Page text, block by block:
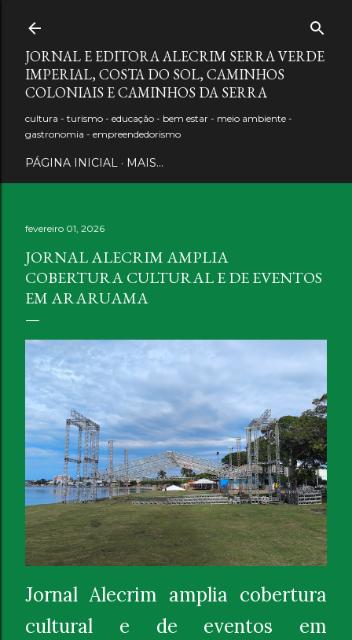
JORNAL E EDITORA ALECRIM SERRA VERDE
IMPERIAL, COSTA DO SOL, CAMINHOS
COLONIAIS E CAMINHOS DA SERRA
cultura - turismo - educação - bem estar - meio ambiente -
gastronomia - empreendedorismo
PÁGINA INICIAL MAIS…
fevereiro 01, 2026
JORNAL ALECRIM AMPLIA
COBERTURA CULTURAL E DE EVENTOS
EM ARARUAMA
Jornal Alecrim amplia cobertura
cultural e de eventos em